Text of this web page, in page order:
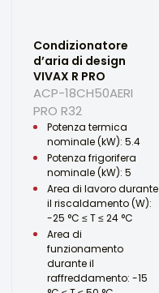
Condizionatore
d’aria di design
VIVAX R PRO
ACP-18CH50AERI
PRO R32
Potenza termica
nominale (kW): 5.4
Potenza frigorifera
nominale (kW): 5
Area di lavoro durante
il riscaldamento (W):
-25 °C ≤ T ≤ 24 °C
Area di
funzionamento
durante il
raffreddamento: -15